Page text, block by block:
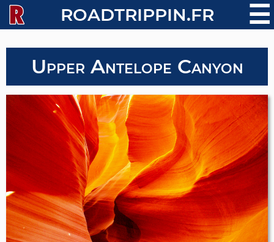
ROADTRIPPIN.FR ☰
Upper Antelope Canyon